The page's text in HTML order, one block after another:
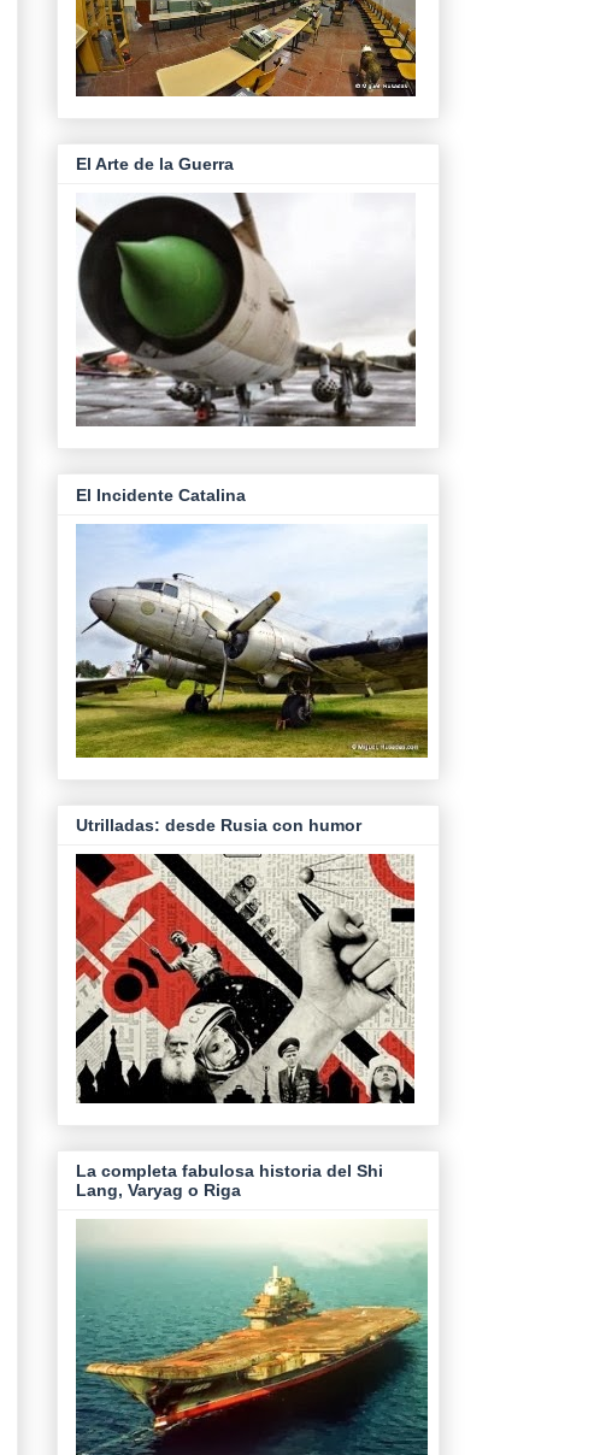
El Arte de la Guerra
El Incidente Catalina
Utrilladas: desde Rusia con humor
La completa fabulosa historia del Shi
Lang, Varyag o Riga